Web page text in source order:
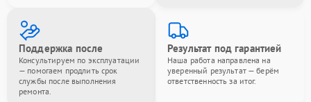
Поддержка после
Консультируем по эксплуатации
— помогаем продлить срок
службы после выполнения
ремонта.
Результат под гарантией
Наша работа направлена на
уверенный результат — берём
ответственность за итог.